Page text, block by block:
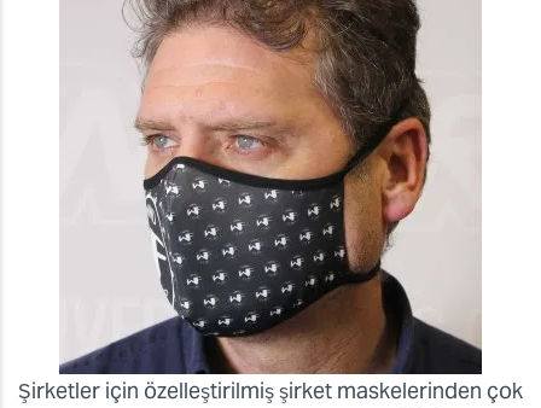
Şirketler için özelleştirilmiş şirket maskelerinden çok